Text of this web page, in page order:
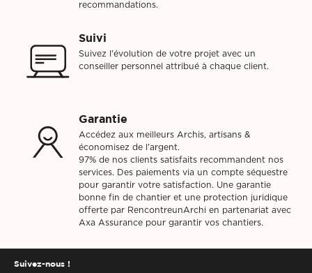
recommandations.
Suivi
Suivez l'évolution de votre projet avec un
conseiller personnel attribué à chaque client.
Garantie
Accédez aux meilleurs Archis, artisans &
économisez de l'argent.
97% de nos clients satisfaits recommandent nos
services. Des paiements via un compte séquestre
pour garantir votre satisfaction. Une garantie
bonne fin de chantier et une protection juridique
offerte par RencontreunArchi en partenariat avec
Axa Assurance pour garantir vos chantiers.
Suivez-nous !